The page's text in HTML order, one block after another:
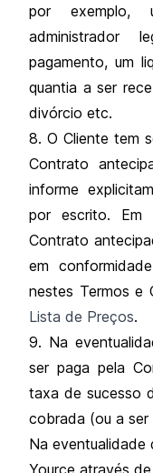
por exemplo,
administrador
pagamento, um
quantia a ser
divórcio etc.
8. O Cliente tem
Contrato
informe
por escrito. Em
Contrato
em
nestes Termos e
Lista de Preços.
9. Na
ser paga pela
taxa de sucesso
cobrada (ou a
Na eventualidade
Yource através